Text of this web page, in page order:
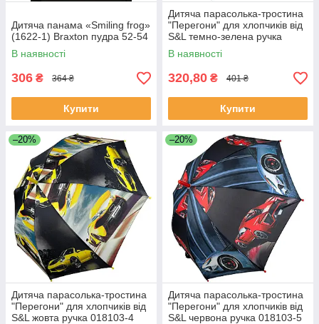
Дитяча панама «Smiling frog»
(1622-1) Braxton пудра 52-54
В наявності
306 ₴ 364 ₴
Купити
Дитяча парасолька-тростина
"Перегони" для хлопчиків від
S&L темно-зелена ручка
018103-1
В наявності
320,80 ₴ 401 ₴
Купити
–20%
Дитяча парасолька-тростина
"Перегони" для хлопчиків від
S&L жовта ручка 018103-4
–20%
Дитяча парасолька-тростина
"Перегони" для хлопчиків від
S&L червона ручка 018103-5